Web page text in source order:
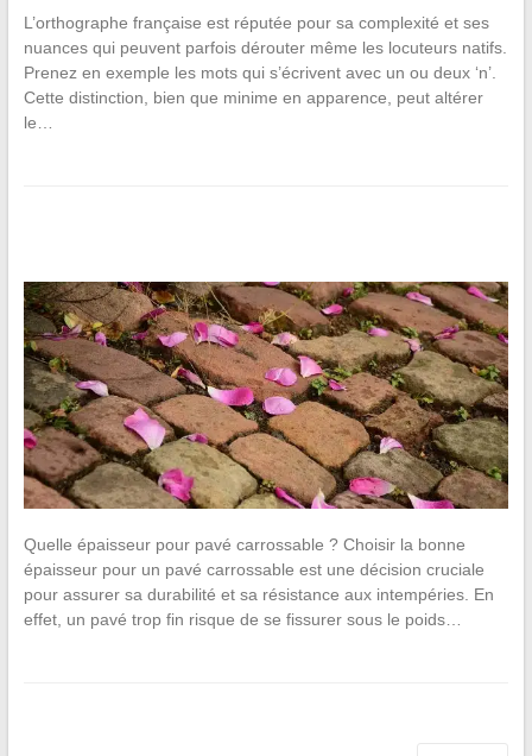
L’orthographe française est réputée pour sa complexité et ses
nuances qui peuvent parfois dérouter même les locuteurs natifs.
Prenez en exemple les mots qui s’écrivent avec un ou deux ‘n’.
Cette distinction, bien que minime en apparence, peut altérer
le…
Quelle épaisseur pour pavé carrossable ? Choisir la bonne
épaisseur pour un pavé carrossable est une décision cruciale
pour assurer sa durabilité et sa résistance aux intempéries. En
effet, un pavé trop fin risque de se fissurer sous le poids…